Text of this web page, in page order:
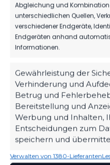
Abgleichung und
unterschiedlichen Quellen,
verschiedener Endgeräte,
Endgeräten anhand
Informationen.
Gewährleistung der
Verhinderung und
Betrug und
Bereitstellung und
Werbung und Inhalten,
Entscheidungen zum
speichern und
Verwalten von 1380-Lieferanten
OFFIZIELLE
DEIN HEIMSPIEL.
Tickets, Spielplan, News
kompakt auf einen Blick.
TICKETS
Eintrittspreise &